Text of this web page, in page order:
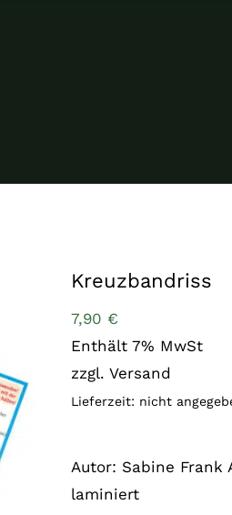
Kreuzbandriss
7,90 €
Enthält 7% MwSt
zzgl. Versand
Lieferzeit: nicht
Autor: Sabine Frank
laminiert